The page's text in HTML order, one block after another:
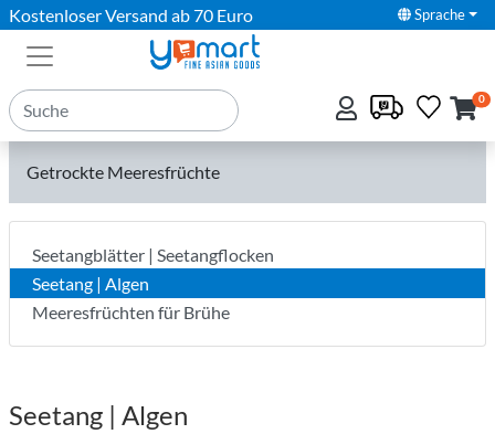
Kostenloser Versand ab 70 Euro Sprache
0
Getrockte Meeresfrüchte
Seetangblätter | Seetangflocken
Seetang | Algen
Meeresfrüchten für Brühe
Seetang | Algen